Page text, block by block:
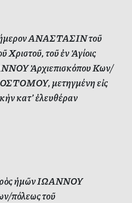
ΑΝΑΣΤΑΣΙΝ τοῦ
τοῦ ἐν Ἁγίοις
Ἀρχιεπισκόπου Κων/
μετηγμένη εἰς
κατ’ ἐλευθέραν
ἡμῶν ΙΩΑΝΝΟΥ
πόλεως τοῦ